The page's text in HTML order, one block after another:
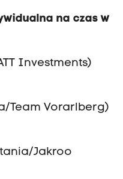
na czas w
Investments)
Team Vorarlberg)
Jakroo